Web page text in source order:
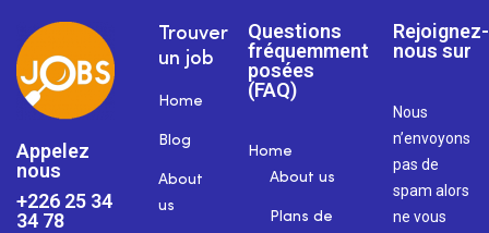
Appelez
nous
+226 25 34
34 78
Trouver
un job
Home
Blog
About
us
Questions
fréquemment
posées
(FAQ)
Home
About us
Plans de
Rejoignez-
nous sur
Nous
n’envoyons
pas de
spam alors
ne vous